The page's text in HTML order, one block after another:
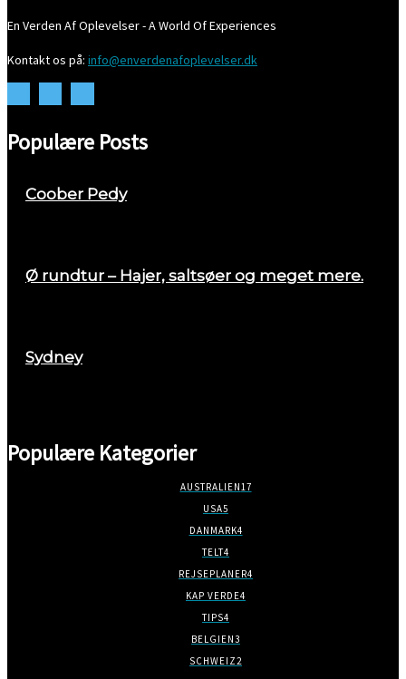
En Verden Af Oplevelser - A World Of Experiences
Kontakt os på: info@enverdenafoplevelser.dk
Populære Posts
Coober Pedy
Ø rundtur – Hajer, saltsøer og meget mere.
Sydney
Populære Kategorier
AUSTRALIEN17
USA5
DANMARK4
TELT4
REJSEPLANER4
KAP VERDE4
TIPS4
BELGIEN3
SCHWEIZ2